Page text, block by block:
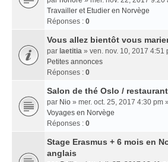
Travailler et Etudier en Norvège
Réponses : 0
Vous allez bientôt vous
par laetitia » ven. nov. 10, 2017 4:51
Petites annonces
Réponses : 0
Salon de thé Oslo /
par Nio » mer. oct. 25, 2017 4:30 pm
Voyages en Norvège
Réponses : 0
Stage Erasmus + 6 mois en
anglais